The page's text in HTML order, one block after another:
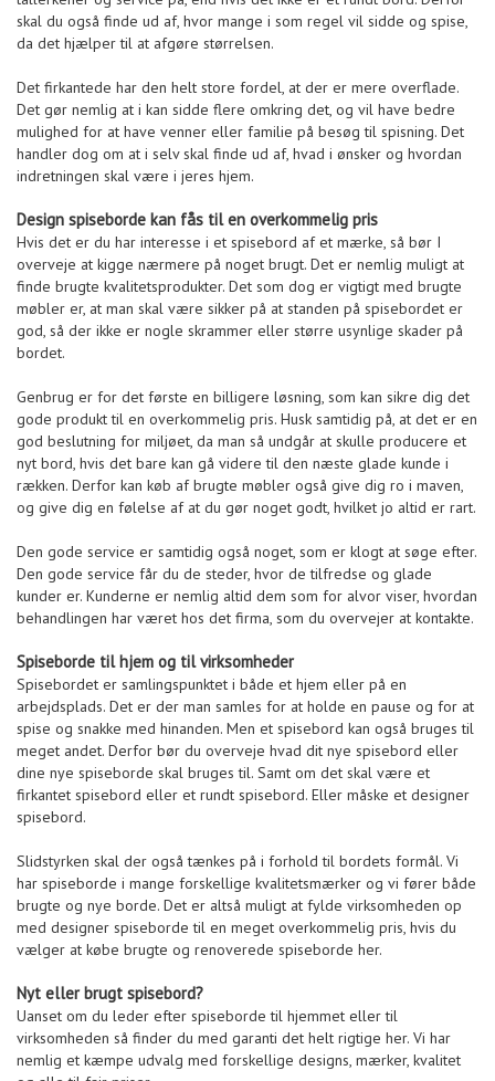
skal du også finde ud af, hvor mange i som regel vil sidde og spise,
da det hjælper til at afgøre størrelsen.
Det firkantede har den helt store fordel, at der er mere overflade.
Det gør nemlig at i kan sidde flere omkring det, og vil have bedre
mulighed for at have venner eller familie på besøg til spisning. Det
handler dog om at i selv skal finde ud af, hvad i ønsker og hvordan
indretningen skal være i jeres hjem.
Design spiseborde kan fås til en overkommelig pris
Hvis det er du har interesse i et spisebord af et mærke, så bør I
overveje at kigge nærmere på noget brugt. Det er nemlig muligt at
finde brugte kvalitetsprodukter. Det som dog er vigtigt med brugte
møbler er, at man skal være sikker på at standen på spisebordet er
god, så der ikke er nogle skrammer eller større usynlige skader på
bordet.
Genbrug er for det første en billigere løsning, som kan sikre dig det
gode produkt til en overkommelig pris. Husk samtidig på, at det er en
god beslutning for miljøet, da man så undgår at skulle producere et
nyt bord, hvis det bare kan gå videre til den næste glade kunde i
rækken. Derfor kan køb af brugte møbler også give dig ro i maven,
og give dig en følelse af at du gør noget godt, hvilket jo altid er rart.
Den gode service er samtidig også noget, som er klogt at søge efter.
Den gode service får du de steder, hvor de tilfredse og glade
kunder er. Kunderne er nemlig altid dem som for alvor viser, hvordan
behandlingen har været hos det firma, som du overvejer at kontakte.
Spiseborde til hjem og til virksomheder
Spisebordet er samlingspunktet i både et hjem eller på en
arbejdsplads. Det er der man samles for at holde en pause og for at
spise og snakke med hinanden. Men et spisebord kan også bruges til
meget andet. Derfor bør du overveje hvad dit nye spisebord eller
dine nye spiseborde skal bruges til. Samt om det skal være et
firkantet spisebord eller et rundt spisebord. Eller måske et designer
spisebord.
Slidstyrken skal der også tænkes på i forhold til bordets formål. Vi
har spiseborde i mange forskellige kvalitetsmærker og vi fører både
brugte og nye borde. Det er altså muligt at fylde virksomheden op
med designer spiseborde til en meget overkommelig pris, hvis du
vælger at købe brugte og renoverede spiseborde her.
Nyt eller brugt spisebord?
Uanset om du leder efter spiseborde til hjemmet eller til
virksomheden så finder du med garanti det helt rigtige her. Vi har
nemlig et kæmpe udvalg med forskellige designs, mærker, kvalitet